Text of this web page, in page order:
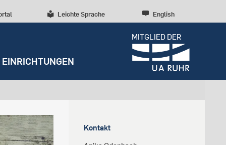
Leichte Sprache English
MITGLIED DER
Studentenleben
Beratung und Anlaufstellen
Forschungskultur
Forschungsstrukturen
Entrepreneurship
Wissenschaftliche Beratung
RUBIN
Diversität, Inklusion,
Talententwicklung
EINRICHTUNGEN
Weitere Einrichtungen
Kontakt